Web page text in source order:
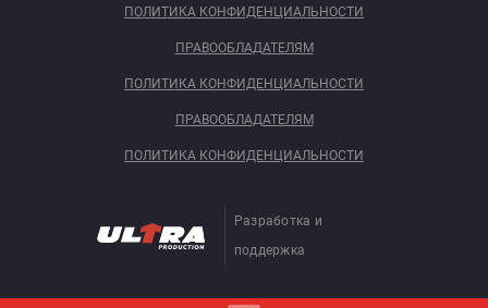
ПОЛИТИКА КОНФИДЕНЦИАЛЬНОСТИ
ПРАВООБЛАДАТЕЛЯМ
ПОЛИТИКА КОНФИДЕНЦИАЛЬНОСТИ
ПРАВООБЛАДАТЕЛЯМ
ПОЛИТИКА КОНФИДЕНЦИАЛЬНОСТИ
Разработка и
поддержка